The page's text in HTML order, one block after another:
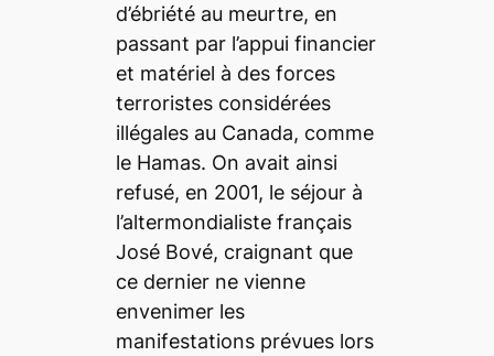
d’ébriété au meurtre, en
passant par l’appui financier
et matériel à des forces
terroristes considérées
illégales au Canada, comme
le Hamas. On avait ainsi
refusé, en 2001, le séjour à
l’altermondialiste français
José Bové, craignant que
ce dernier ne vienne
envenimer les
manifestations prévues lors